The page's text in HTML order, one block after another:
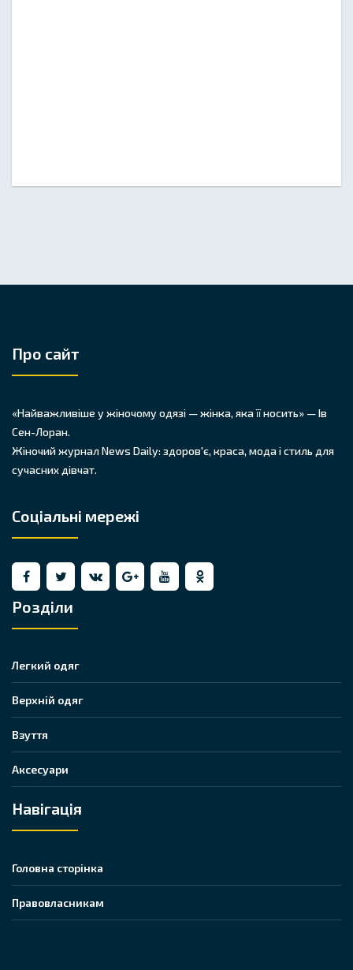
Про сайт
«Найважливіше у жіночому одязі — жінка, яка її носить» — Ів
Сен-Лоран.
Жіночий журнал News Daily: здоров'є, краса, мода і стиль для
сучасних дівчат.
Соціальні мережі
Розділи
Легкий одяг
Верхній одяг
Взуття
Аксесуари
Навігація
Головна сторінка
Правовласникам